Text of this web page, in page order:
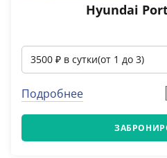
Hyundai
Подробнее